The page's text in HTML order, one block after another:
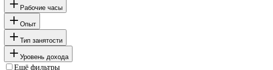
Рабочие часы
Опыт
Тип занятости
Уровень дохода
Ещё фильтры